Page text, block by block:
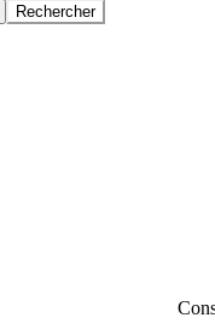
Rechercher